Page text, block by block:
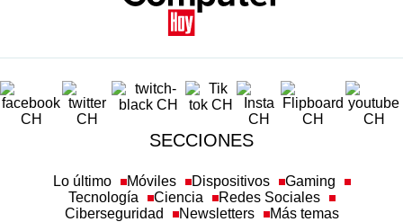
SECCIONES
Lo último Móviles Dispositivos
Gaming
Tecnología
Ciencia
Redes Sociales
Ciberseguridad
Newsletters Más temas